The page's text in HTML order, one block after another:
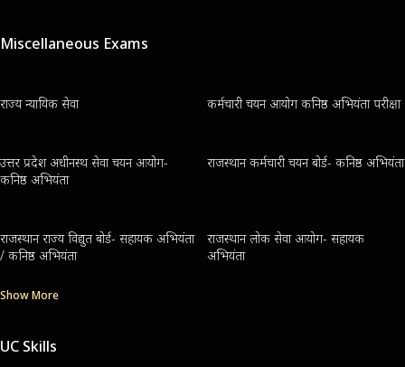
Miscellaneous Exams
राज्य न्यायिक सेवा कर्मचारी चयन आयोग कनिष्ठ अभियंता परीक्षा
उत्तर प्रदेश अधीनस्थ सेवा चयन आयोग-
कनिष्ठ अभियंता
राजस्थान कर्मचारी चयन बोर्ड- कनिष्ठ अभियंता
राजस्थान राज्य विद्युत बोर्ड- सहायक अभियंता
/ कनिष्ठ अभियंता
राजस्थान लोक सेवा आयोग- सहायक
अभियंता
Show More
UC Skills